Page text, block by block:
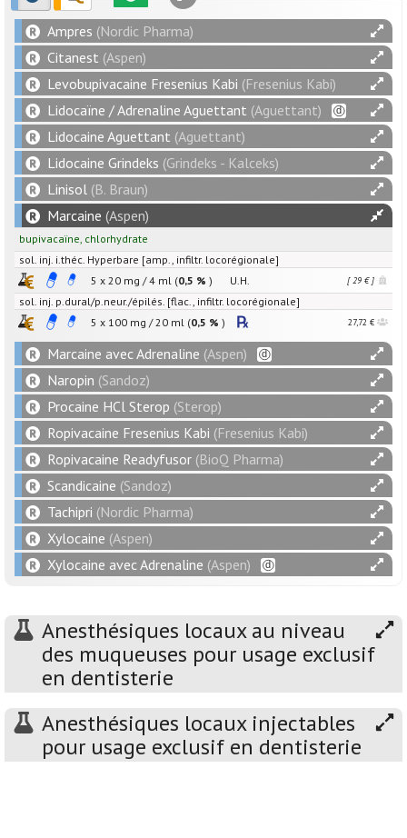
Ampres (Nordic Pharma)
Citanest (Aspen)
Levobupivacaine Fresenius Kabi (Fresenius Kabi)
Lidocaïne / Adrenaline Aguettant (Aguettant)
Lidocaine Aguettant (Aguettant)
Lidocaine Grindeks (Grindeks - Kalceks)
Linisol (B. Braun)
Marcaine (Aspen)
bupivacaïne, chlorhydrate
sol. inj. i.théc. Hyperbare [amp., infiltr. locorégionale]
5 x 20 mg / 4 ml (0,5 % ) U.H. [ 29 € ]
sol. inj. p.dural/p.neur./épilés. [flac., infiltr. locorégionale]
5 x 100 mg / 20 ml (0,5 % ) 27,72 €
Marcaine avec Adrenaline (Aspen)
Naropin (Sandoz)
Procaine HCl Sterop (Sterop)
Ropivacaine Fresenius Kabi (Fresenius Kabi)
Ropivacaine Readyfusor (BioQ Pharma)
Scandicaine (Sandoz)
Tachipri (Nordic Pharma)
Xylocaine (Aspen)
Xylocaine avec Adrenaline (Aspen)
Anesthésiques locaux au niveau
des muqueuses pour usage exclusif
en dentisterie
Anesthésiques locaux injectables
pour usage exclusif en dentisterie